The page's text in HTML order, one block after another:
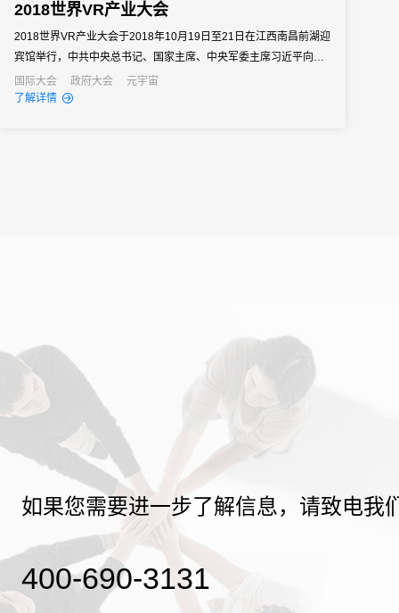
2018世界VR产业大会
2018世界VR产业大会于2018年10月19日至21日在江西南昌前湖迎
宾馆举行，中共中央总书记、国家主席、中央军委主席习近平向大
会致贺信。全国政协副主席卢展工宣读贺信，省委书记刘奇、工业
和信息化部部长苗圩致辞，省委副书记、代省长易炼红主持。
国际大会 政府大会
元宇宙
了解详情
如果您需要进一步了解信息，请致电我
400-690-3131